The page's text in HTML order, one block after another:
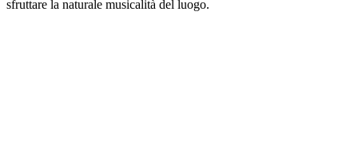
sfruttare la naturale musicalità del luogo.